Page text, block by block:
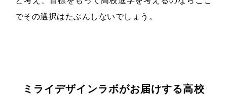
でその選択はたぶんしないでしょう。
ミライデザインラボがお届けする高校